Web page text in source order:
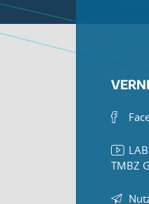
TMBZ